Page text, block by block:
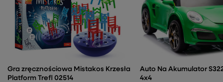
Gra zręcznościowa Mistakos Krzesła
Platform Trefl 02514
Auto Na Akumulator
4x4